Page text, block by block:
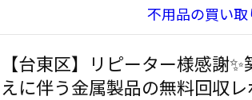
不用品の買い
【台東区】リピーター様感謝
えに伴う金属製品の無料回収